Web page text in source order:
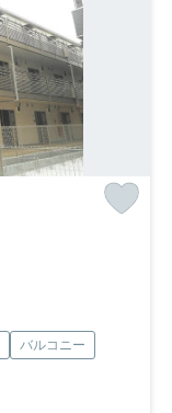
バルコニー